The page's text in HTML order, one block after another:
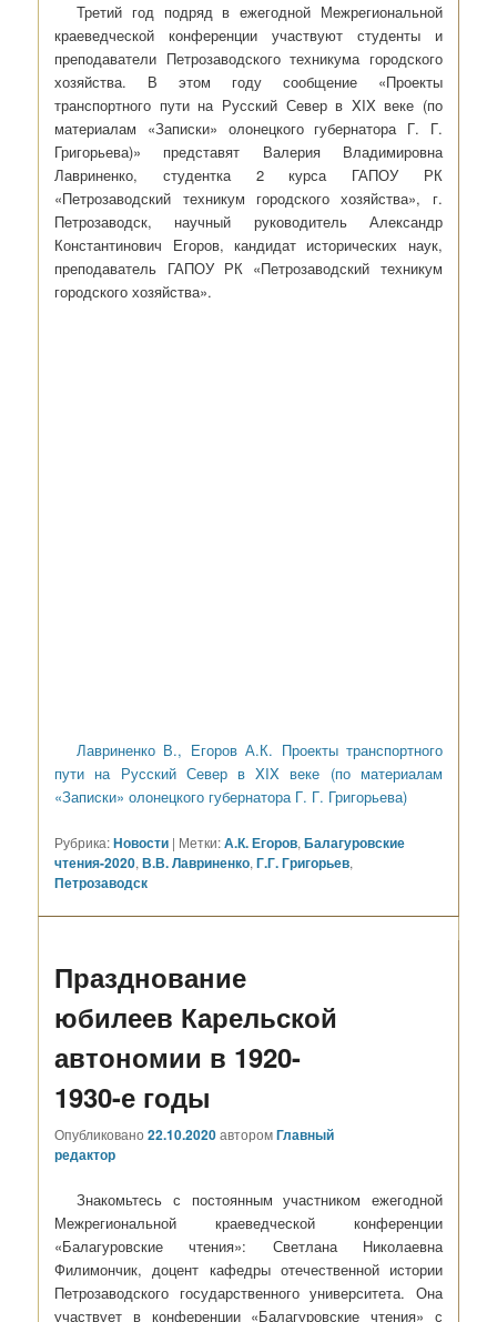
Третий год подряд в ежегодной Межрегиональной
краеведческой конференции участвуют студенты и
преподаватели Петрозаводского техникума городского
хозяйства. В этом году сообщение «Проекты
транспортного пути на Русский Север в XIX веке (по
материалам «Записки» олонецкого губернатора Г. Г.
Григорьева)» представят Валерия Владимировна
Лавриненко, студентка 2 курса ГАПОУ РК
«Петрозаводский техникум городского хозяйства», г.
Петрозаводск, научный руководитель Александр
Константинович Егоров, кандидат исторических наук,
преподаватель ГАПОУ РК «Петрозаводский техникум
городского хозяйства».
Лавриненко В., Егоров А.К. Проекты транспортного
пути на Русский Север в XIX веке (по материалам
«Записки» олонецкого губернатора Г. Г. Григорьева)
Рубрика:Новости | Метки:А.К. Егоров,Балагуровские
чтения-2020,В.В. Лавриненко,Г.Г. Григорьев,
Петрозаводск
Празднование
юбилеев Карельской
автономии в 1920-
1930-е годы
Опубликовано22.10.2020авторомГлавный
редактор
Знакомьтесь с постоянным участником ежегодной
Межрегиональной краеведческой конференции
«Балагуровские чтения»: Светлана Николаевна
Филимончик, доцент кафедры отечественной истории
Петрозаводского государственного университета. Она
участвует в конференции «Балагуровские чтения» с